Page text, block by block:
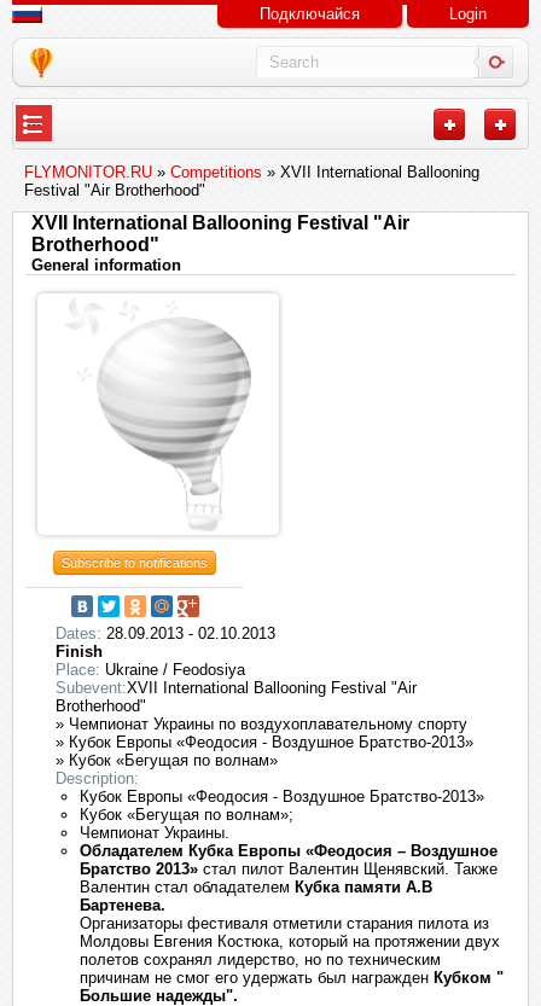
Подключайся Login
---
FLYMONITOR.RU » Competitions » XVII International Ballooning
Festival "Air Brotherhood"
XVII International Ballooning Festival "Air
Brotherhood"
General information
Subscribe to notifications
Dates: 28.09.2013 - 02.10.2013
Finish
Place: Ukraine / Feodosiya
Subevent:XVII International Ballooning Festival "Air
Brotherhood"
» Чемпионат Украины по воздухоплавательному спорту
» Кубок Европы «Феодосия - Воздушное Братство-2013»
» Кубок «Бегущая по волнам»
Description:
Кубок Европы «Феодосия - Воздушное Братство-2013»
Кубок «Бегущая по волнам»;
Чемпионат Украины.
Обладателем Кубка Европы «Феодосия – Воздушное
Братство 2013» стал пилот Валентин Щенявский. Также
Валентин стал обладателем Кубка памяти А.В
Бартенева.
Организаторы фестиваля отметили старания пилота из
Молдовы Евгения Костюка, который на протяжении двух
полетов сохранял лидерство, но по техническим
причинам не смог его удержать был награжден Кубком "
Большие надежды".